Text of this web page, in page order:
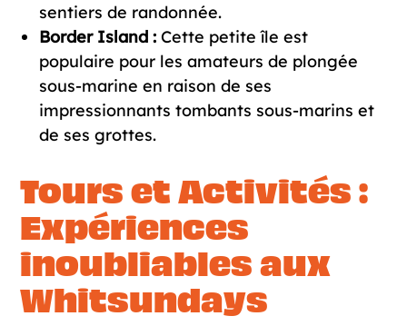
sentiers de randonnée.
Border Island :Cette petite île est
populaire pour les amateurs de plongée
sous-marine en raison de ses
impressionnants tombants sous-marins et
de ses grottes.
Tours et Activités :
Expériences
inoubliables aux
Whitsundays